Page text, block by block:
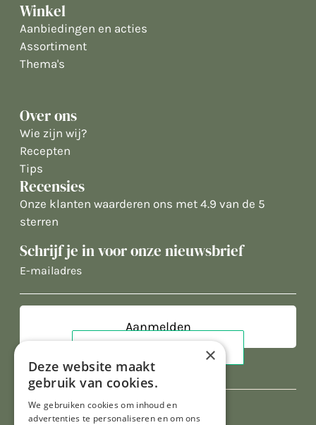
Winkel
Aanbiedingen en acties
Assortiment
Thema's
Over ons
Wie zijn wij?
Recepten
Tips
Recensies
Onze klanten waarderen ons met 4.9 van de 5
sterren
Schrijf je in voor onze nieuwsbrief
E-
×
Deze website maakt
gebruik van cookies.
We gebruiken cookies om inhoud en
advertenties te personaliseren en om ons